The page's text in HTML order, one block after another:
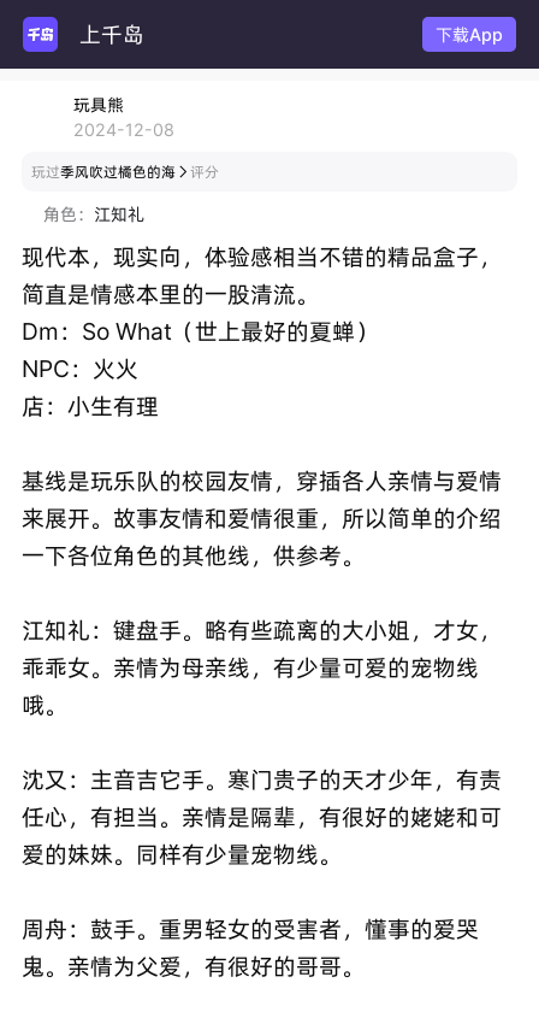
上千岛 下载App
玩具熊
2024-12-08
玩过季风吹过橘色的海 评分
角色： 江知礼
现代本，现实向，体验感相当不错的精品盒子，
简直是情感本里的一股清流。
Dm：So What（世上最好的夏蝉）
NPC：火火
店：小生有理
基线是玩乐队的校园友情，穿插各人亲情与爱情
来展开。故事友情和爱情很重，所以简单的介绍
一下各位角色的其他线，供参考。
江知礼：键盘手。略有些疏离的大小姐，才女，
乖乖女。亲情为母亲线，有少量可爱的宠物线
哦。
沈又：主音吉它手。寒门贵子的天才少年，有责
任心，有担当。亲情是隔辈，有很好的姥姥和可
爱的妹妹。同样有少量宠物线。
周舟：鼓手。重男轻女的受害者，懂事的爱哭
鬼。亲情为父爱，有很好的哥哥。